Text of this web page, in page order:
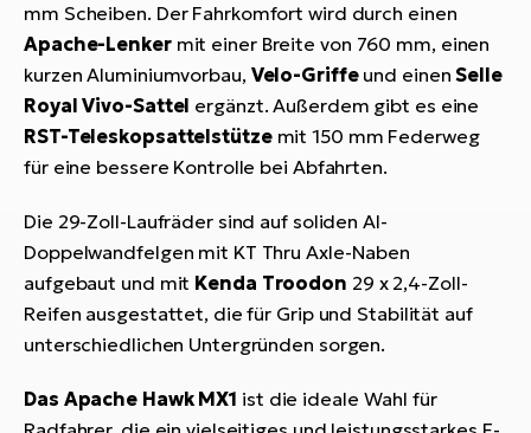
mm Scheiben. Der Fahrkomfort wird durch einen
Apache-Lenkermit einer Breite von 760 mm, einen
kurzen Aluminiumvorbau, Velo-Griffeund einen Selle
Royal Vivo-Sattel ergänzt. Außerdem gibt es eine
RST-Teleskopsattelstützemit 150 mm Federweg
für eine bessere Kontrolle bei Abfahrten.
Die 29-Zoll-Laufräder sind auf soliden Al-
Doppelwandfelgen mit KT Thru Axle-Naben
aufgebaut und mit Kenda Troodon 29 x 2,4-Zoll-
Reifen ausgestattet, die für Grip und Stabilität auf
unterschiedlichen Untergründen sorgen.
Das Apache Hawk MX1 ist die ideale Wahl für